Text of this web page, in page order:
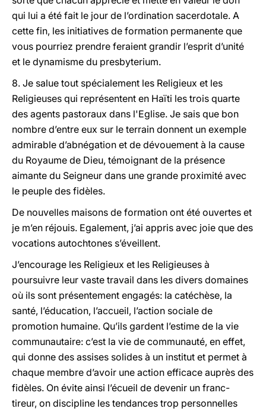
qui lui a été fait le jour de l’ordination sacerdotale. A
cette fin, les initiatives de formation permanente que
vous pourriez prendre feraient grandir l’esprit d’unité
et le dynamisme du presbyterium.
8. Je salue tout spécialement les Religieux et les
Religieuses qui représentent en Haïti les trois quarte
des agents pastoraux dans l'Eglise. Je sais que bon
nombre d’entre eux sur le terrain donnent un exemple
admirable d’abnégation et de dévouement à la cause
du Royaume de Dieu, témoignant de la présence
aimante du Seigneur dans une grande proximité avec
le peuple des fidèles.
De nouvelles maisons de formation ont été ouvertes et
je m’en réjouis. Egalement, j’ai appris avec joie que des
vocations autochtones s’éveillent.
J’encourage les Religieux et les Religieuses à
poursuivre leur vaste travail dans les divers domaines
où ils sont présentement engagés: la catéchèse, la
santé, l’éducation, l’accueil, l’action sociale de
promotion humaine. Qu’ils gardent l’estime de la vie
communautaire: c’est la vie de communauté, en effet,
qui donne des assises solides à un institut et permet à
chaque membre d’avoir une action efficace auprès des
fidèles. On évite ainsi l’écueil de devenir un franc-
tireur, on discipline les tendances trop personnelles